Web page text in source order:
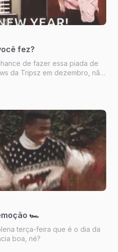
fez?
de fazer essa piada de
da Tripsz em dezembro, não
🏎️
terça-feira que é o dia da
boa, né?